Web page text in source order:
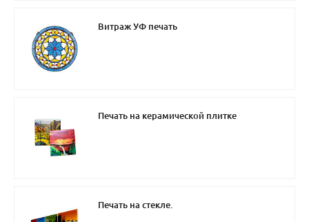
Витраж УФ печать
Печать на керамической плитке
Печать на стекле.